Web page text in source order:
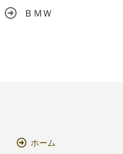
ＢＭＷ
ホーム